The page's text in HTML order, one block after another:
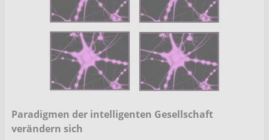
Paradigmen der intelligenten Gesellschaft
verändern sich